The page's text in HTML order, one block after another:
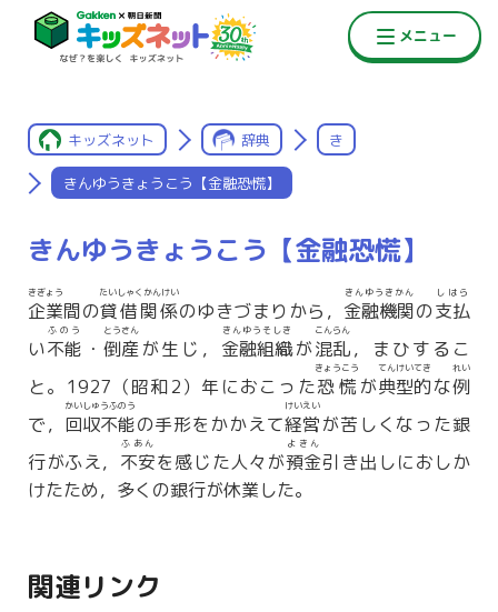
キッズネット 辞典 き
きんゆうきょうこう【金融恐慌】
きんゆうきょうこう【金融恐慌】
企業
きぎょう
間の貸借関係
たいしゃくかんけい
のゆきづまりから， 金融機関
きんゆうきかん
の支払
しはら
い不能
ふのう
・ 倒産
とうさん
が生じ， 金融組織
きんゆうそしき
が混乱
こんらん
，まひするこ
と。1927（昭和2）年におこった恐慌
きょうこう
が典型的
てんけいてき
な例
れい
で， 回収不能
かいしゅうふのう
の手形をかかえて経営
けいえい
が苦しくなった銀
行がふえ， 不安
ふあん
を感じた人々が預金
よきん
引き出しにおしか
けたため，多くの銀行が休業した。
関連リンク